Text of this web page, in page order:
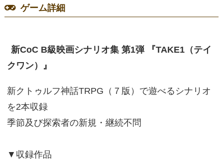
ゲーム詳細
新CoC B級映画シナリオ集 第1弾 『TAKE1（テイ
クワン）』
新クトゥルフ神話TRPG（７版）で遊べるシナリオ
を2本収録
季節及び探索者の新規・継続不問
▼収録作品